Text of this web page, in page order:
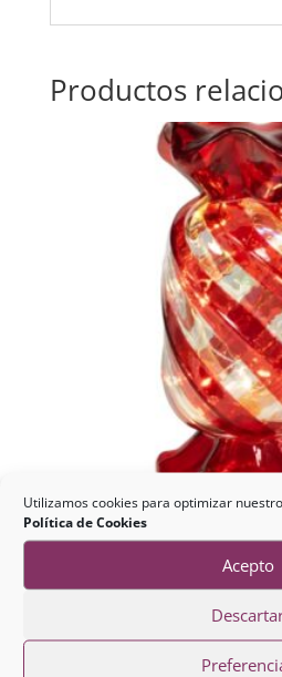
Utilizamos cookies para optimizar
Política de Cookies
Acepto
Productos
Caramelo Led